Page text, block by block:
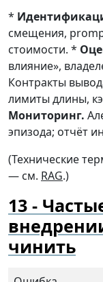
*
смещения,
стоимости. *
влияние»,
Контракты
лимиты длины,
Мониторинг.
эпизода; отчёт
(Технические
— см. RAG.)
чинить